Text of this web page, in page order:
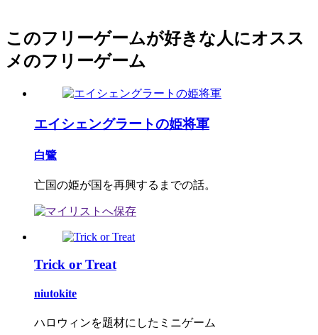
このフリーゲームが好きな人にオスス
メのフリーゲーム
エイシェングラートの姫将軍
白鷺
亡国の姫が国を再興するまでの話。
Trick or Treat
niutokite
ハロウィンを題材にしたミニゲーム